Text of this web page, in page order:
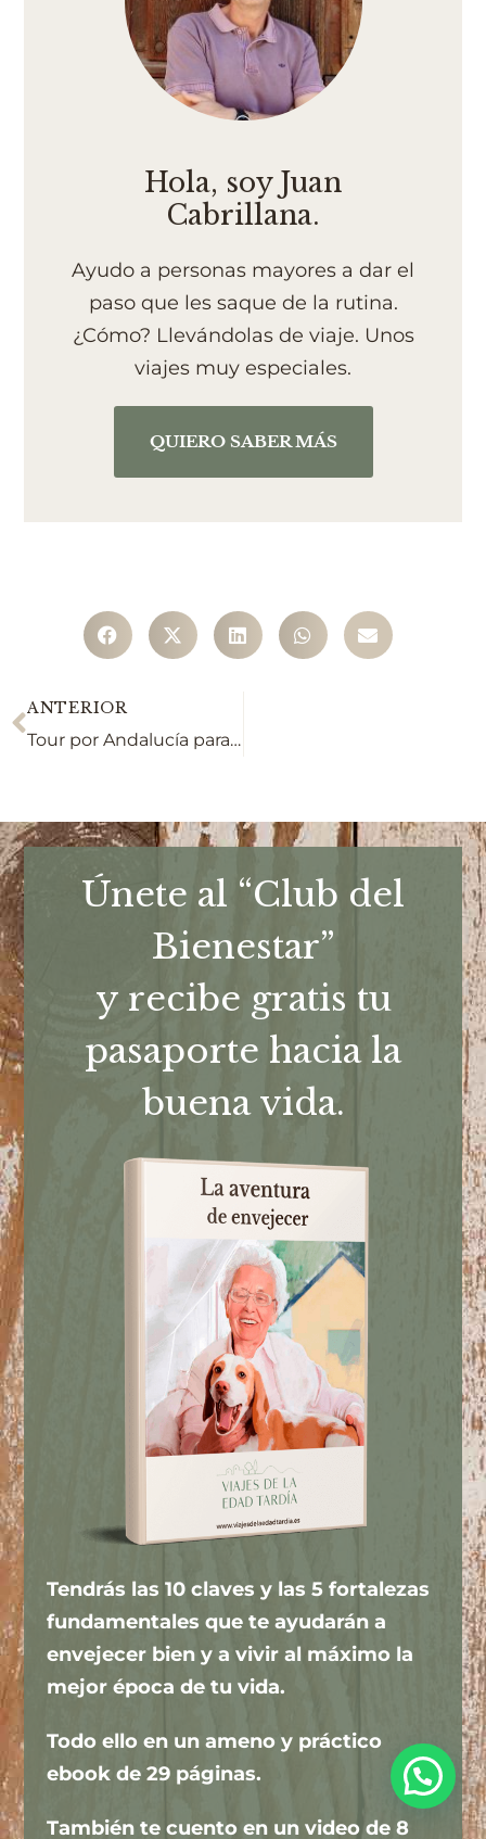
Hola, soy Juan
Cabrillana.
Ayudo a personas mayores a dar el
paso que les saque de la rutina.
¿Cómo? Llevándolas de viaje. Unos
viajes muy especiales.
QUIERO SABER MÁS
ANTERIOR
Tour por Andalucía para mayores de 75 años: relato de un viaje sin prisas
Únete al “Club del
Bienestar”
y recibe gratis tu
pasaporte hacia la
buena vida.
Tendrás las 10 claves y las 5 fortalezas
fundamentales que te ayudarán a
envejecer bien y a vivir al máximo la
mejor época de tu vida.
Todo ello en un ameno y práctico
ebook de 29 páginas.
También te cuento en un video de 8